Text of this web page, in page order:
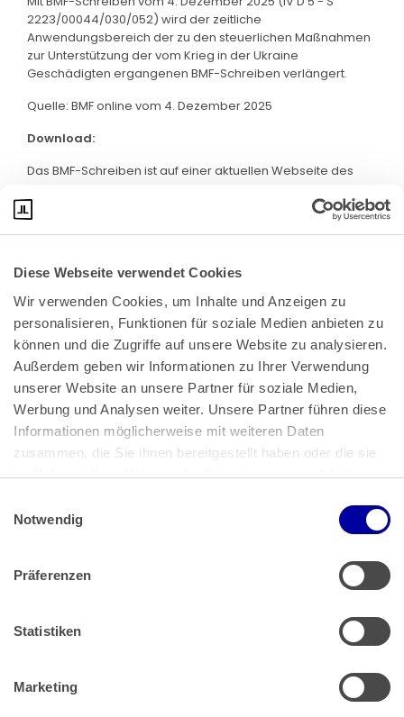
Diese Webseite verwendet Cookies
Wir verwenden Cookies, um Inhalte und Anzeigen zu
personalisieren, Funktionen für soziale Medien anbieten zu
können und die Zugriffe auf unsere Website zu analysieren.
Außerdem geben wir Informationen zu Ihrer Verwendung
unserer Website an unsere Partner für soziale Medien,
Werbung und Analysen weiter. Unsere Partner führen diese
Informationen möglicherweise mit weiteren Daten
zusammen, die Sie ihnen bereitgestellt haben oder die sie
im Rahmen Ihrer Nutzung der Dienste gesammelt haben.
Impressum
Notwendig
Präferenzen
Statistiken
Marketing
2223/00044/030/052) wird der zeitliche
Anwendungsbereich der zu den steuerlichen Maßnahmen
zur Unterstützung der vom Krieg in der Ukraine
Geschädigten ergangenen BMF-Schreiben verlängert.
Quelle: BMF online vom 4. Dezember 2025
Download:
Das BMF-Schreiben ist auf einer aktuellen Webseite des
Bundeskanzlerplatz 2
53113 Bonn
Pressemitteilungen|AGB
Impressum|Datenschutz
Muster Widerrufsformular (PDF)
Barrierefreiheit